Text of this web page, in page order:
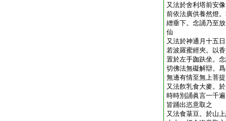
又法於舍利塔前安
前依法廣供養然燈
繒垂下。念誦乃至
仙
又法於神通月十五
若波羅蜜經夾。以
置於左手跏趺坐。
切佛法無礙解辯。
無邊有情至無上菩提
又法飮乳食大麥。
時時別誦眞言一千
皆踊出恣意取之
又法食菉豆。於山